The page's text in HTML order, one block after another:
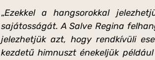
„Ezekkel a hangsorokkal
sajátosságát. A Salve Regina
jelezhetjük azt, hogy rendkívüli
kezdetű himnuszt énekeljük